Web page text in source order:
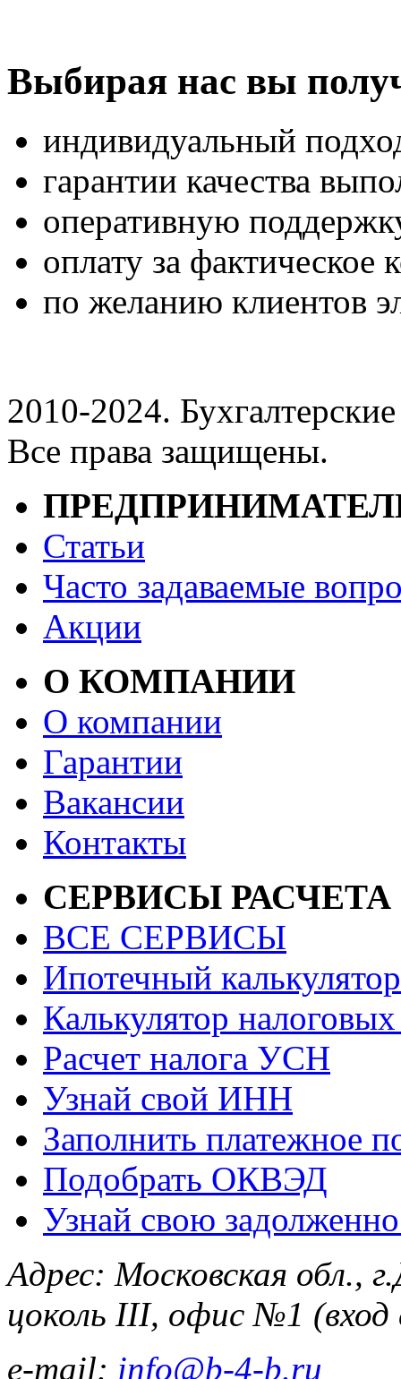
Выбирая нас вы
индивидуальный
гарантии качества
оперативную
оплату за фактическое
по желанию клиентов
2010-2024.
Все права защищены.
Статьи
Часто задаваемые
Акции
О КОМПАНИИ
О компании
Гарантии
Вакансии
Контакты
СЕРВИСЫ РАСЧЕТА
ВСЕ СЕРВИСЫ
Ипотечный калькулятор
Калькулятор
Расчет налога УСН
Узнай свой ИНН
Заполнить платежное
Подобрать ОКВЭД
Узнай свою
Адрес: Московская обл.,
цоколь III, офис №1
e-mail: info@b-4-b.ru